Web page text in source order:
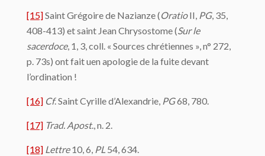
[15]Saint Grégoire de Nazianze (OratioII, PG, 35,
408-413) et saint Jean Chrysostome ( Sur le
sacerdoce, 1, 3, coll. « Sources chrétiennes », n° 272,
p. 73s) ont fait uen apologie de la fuite devant
l’ordination !
[16] Cf. Saint Cyrille d’Alexandrie, PG68, 780.
[17] Trad. Apost., n. 2.
[18] Lettre10, 6, PL 54, 634.